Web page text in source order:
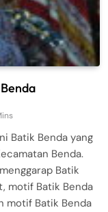
Batik Benda yang
Benda.
Batik
motif Batik Benda
motif Batik Benda